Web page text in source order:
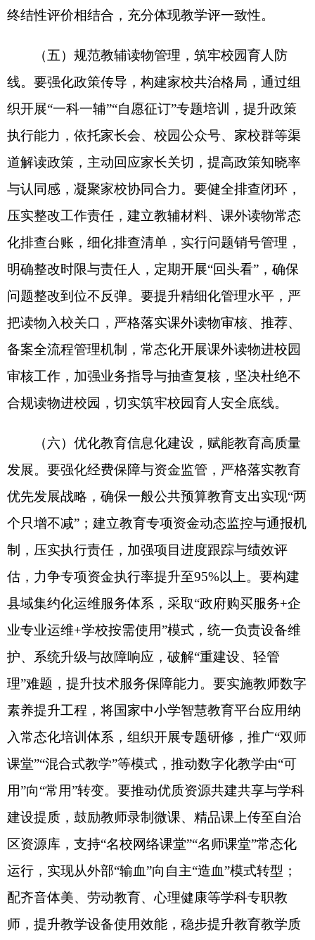
良家风，营造弘扬中华优秀传统文化的家庭教育氛
学、培训、校际联盟等方式提升兼职心理健康教师
专业能力，积极争取配齐配强专职心理教师；完善
心理咨询室软硬件设施与运行制度，开展全员心理
机制，切实守护学生身心健康。
附件：
1.2026年自治州义务教育学校发展性评
2.评估赋分表
2026年5月20日
分享:
打印本页 关闭窗口
各县（市）网站 媒体
地州市政府 区政府部门
主办：克孜勒苏柯尔克孜自治州人民政府办公室
承办：克孜勒苏柯尔克孜自治州政务公开信息中心
新公网安备65300102000007号 新ICP备2022000247号
政府网站标识码：6530000002 法律声明 关于我们